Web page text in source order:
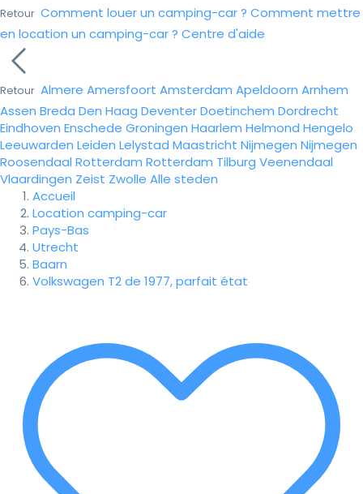
Retour Comment louer un camping-car ? Comment mettre
en location un camping-car ? Centre d'aide
Retour Almere Amersfoort Amsterdam Apeldoorn Arnhem
Assen Breda Den Haag DeventerDoetinchem Dordrecht
Eindhoven Enschede Groningen Haarlem Helmond Hengelo
Leeuwarden Leiden Lelystad Maastricht Nijmegen Nijmegen
Roosendaal Rotterdam Rotterdam Tilburg Veenendaal
Vlaardingen Zeist Zwolle Alle steden
Accueil
Location camping-car
Pays-Bas
Utrecht
Baarn
Volkswagen T2 de 1977, parfait état